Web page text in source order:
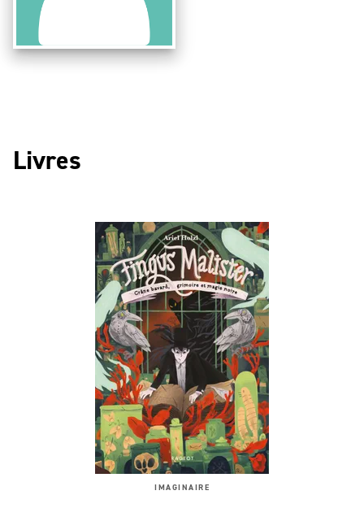
Livres
IMAGINAIRE